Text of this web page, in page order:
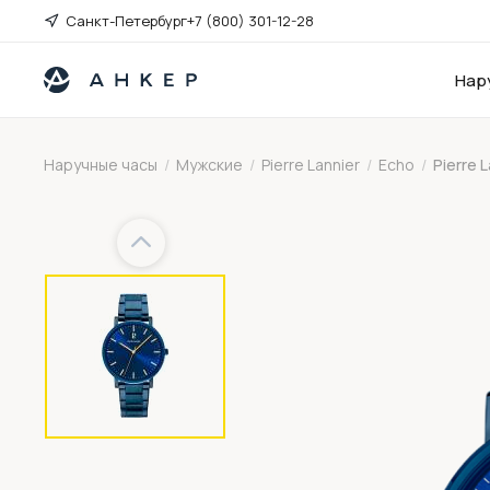
Санкт-Петербург+7 (800) 301-12-28
Наручные часы / Мужские / Pierre Lannier / Echo / Pierre
Previous